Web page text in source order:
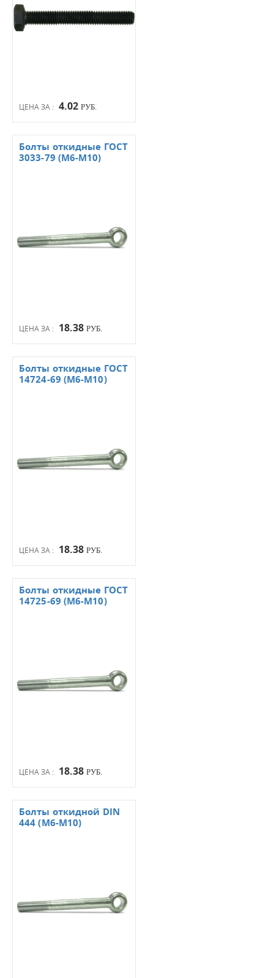
ЦЕНА ЗА : 4.02 РУБ.
ЦЕНА ЗА : 18.38 РУБ.
Болты откидные ГОСТ
3033-79 (М6-М10)
ЦЕНА ЗА : 18.38 РУБ.
Болты откидные ГОСТ
14724-69 (М6-М10)
ЦЕНА ЗА : 18.38 РУБ.
Болты откидные ГОСТ
14725-69 (М6-М10)
Болты откидной DIN
444 (М6-М10)